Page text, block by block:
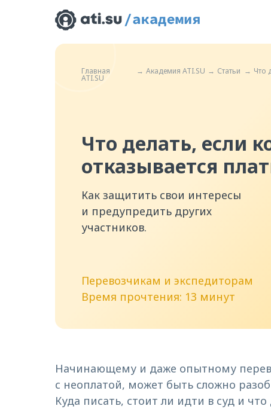
Главная
ATI.SU
→ Академия ATI.SU → Статьи → Что
Что делать, если
отказывается
Как защитить свои интересы
и предупредить других
участников.
Перевозчикам и экспедиторам
Время прочтения: 13 минут
Начинающему и даже опытному
с неоплатой, может быть сложно
Куда писать, стоит ли идти в суд и